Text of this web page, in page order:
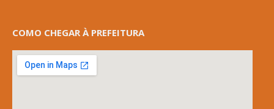
COMO CHEGAR À PREFEITURA